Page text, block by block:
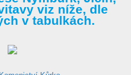
viz níže, dle
v tabulkách.